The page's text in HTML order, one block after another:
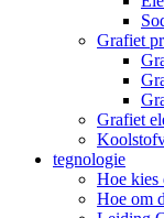
Grafiet
Grafiet
tegnologie
Hoe kies
Hoe om